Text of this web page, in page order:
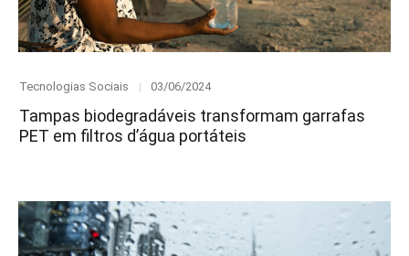
Category
Tecnologias Sociais
Posted
03/06/2024
Tampas biodegradáveis transformam garrafas
PET em filtros d’água portáteis